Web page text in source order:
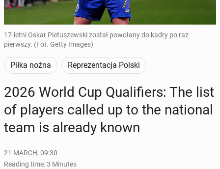
17-letni Oskar Pietuszewski został powołany do kadry po raz
pierwszy. (Fot. Getty Images)
Piłka nożna Reprezentacja Polski
2026 World Cup Qual­i­fiers: The list
of players called up to the na­tion­al
team is already known
21 MARCH, 09:30
Reading time: 3 Minutes